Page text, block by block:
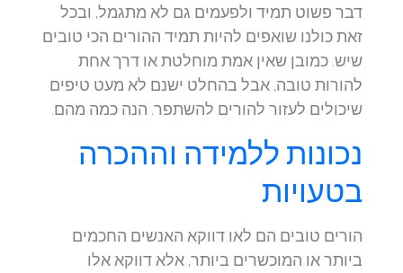
דבר פשוט תמיד ולפעמים גם לא מתגמל, ובכל
זאת כולנו שואפים להיות תמיד ההורים הכי טובים
שיש. כמובן שאין אמת מוחלטת או דרך אחת
להורות טובה, אבל בהחלט ישנם לא מעט טיפים
שיכולים לעזור להורים להשתפר. הנה כמה מהם.
נכונות ללמידה וההכרה
בטעויות
הורים טובים הם לאו דווקא האנשים החכמים
ביותר או המוכשרים ביותר, אלא דווקא אלו